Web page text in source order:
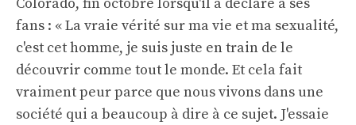
Colorado, fin octobre lorsqu'il a déclaré à ses
fans : « La vraie vérité sur ma vie et ma sexualité,
c'est cet homme, je suis juste en train de le
découvrir comme tout le monde. Et cela fait
vraiment peur parce que nous vivons dans une
société qui a beaucoup à dire à ce sujet. J'essaie